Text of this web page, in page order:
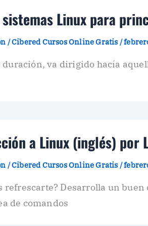
Linux para
/Cibered Cursos Online Gratis /
duración, va dirigido hacía
a Linux (inglés) por
/Cibered Cursos Online Gratis /
refrescarte? Desarrolla un
de comandos